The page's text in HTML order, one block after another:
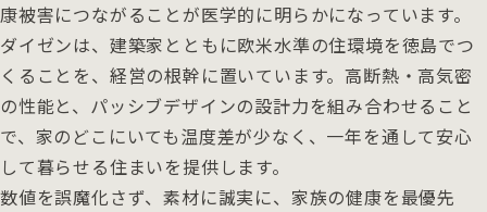
康被害につながることが医学的に明らかになっています。
ダイゼンは、建築家とともに欧米水準の住環境を徳島でつ
くることを、経営の根幹に置いています。高断熱・高気密
の性能と、パッシブデザインの設計力を組み合わせること
で、家のどこにいても温度差が少なく、一年を通して安心
して暮らせる住まいを提供します。
数値を誤魔化さず、素材に誠実に、家族の健康を最優先